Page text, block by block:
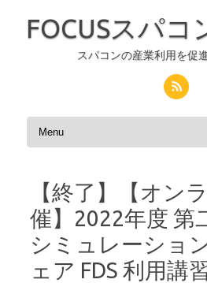
FOCUSスパコ
スパコンの産業利用を促
コンテンツへスキップ
【終了】【オン
催】2022年度 第
シミュレーショ
ェア FDS 利用講